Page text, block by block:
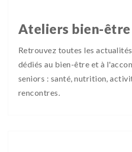
Ateliers bien-être
Retrouvez toutes les
dédiés au bien-être et à
seniors : santé, nutrition,
rencontres.